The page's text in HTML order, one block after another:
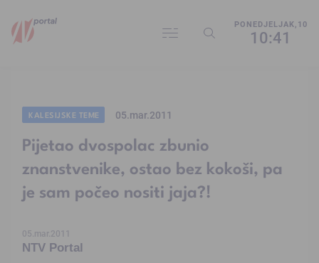
PONEDJELJAK,10
10:41
KALESIJSKE TEME 05.mar.2011
Pijetao dvospolac zbunio
znanstvenike, ostao bez kokoši, pa
je sam počeo nositi jaja?!
05.mar.2011
NTV Portal